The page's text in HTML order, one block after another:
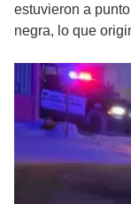
estuvieron a
negra, lo que